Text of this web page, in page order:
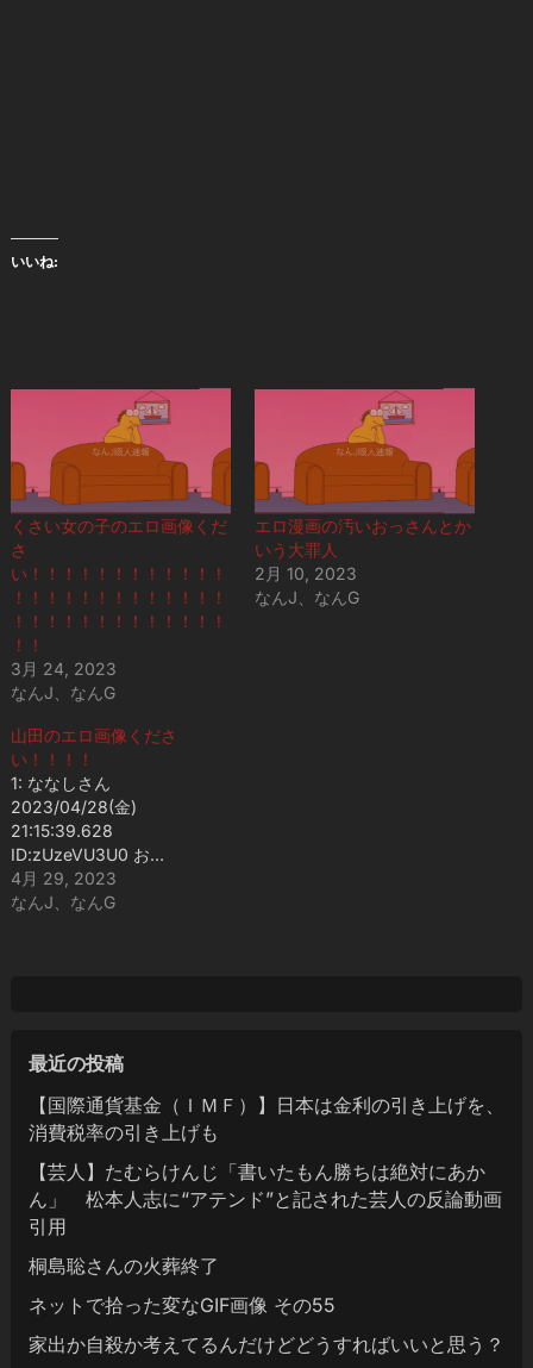
いいね:
くさい女の子のエロ画像くだ
さ
い！！！！！！！！！！！！
！！！！！！！！！！！！！
！！！！！！！！！！！！！
！！
3月 24, 2023
なんJ、なんG
エロ漫画の汚いおっさんとか
いう大罪人
2月 10, 2023
なんJ、なんG
山田のエロ画像くださ
い！！！！
1: ななしさん
2023/04/28(金)
21:15:39.628
ID:zUzeVU3U0 お…
4月 29, 2023
なんJ、なんG
最近の投稿
【国際通貨基金（ＩＭＦ）】日本は金利の引き上げを、
消費税率の引き上げも
【芸人】たむらけんじ「書いたもん勝ちは絶対にあか
ん」 松本人志に“アテンド”と記された芸人の反論動画
引用
桐島聡さんの火葬終了
ネットで拾った変なGIF画像 その55
家出か自殺か考えてるんだけどどうすればいいと思う？